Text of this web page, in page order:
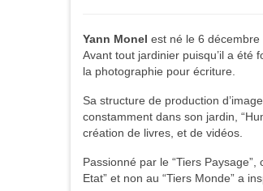
Yann Monel est né le 6 décembre
Avant tout jardinier puisqu’il a été
la photographie pour écriture.
Sa structure de production
constamment dans son jardin,
création de livres, et de vidéos.
Passionné par le “Tiers
Etat” et non au “Tiers Monde” a